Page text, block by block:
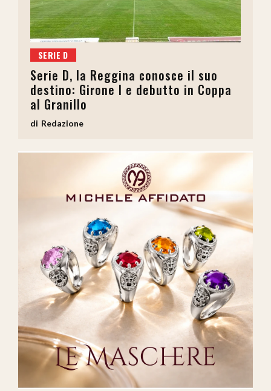
SERIE D
Serie D, la Reggina conosce il suo
destino: Girone I e debutto in Coppa
al Granillo
Redazione